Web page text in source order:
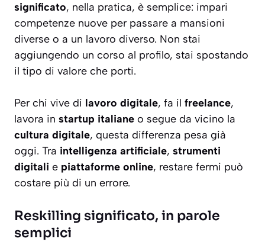
significato, nella pratica, è semplice: impari
competenze nuove per passare a mansioni
diverse o a un lavoro diverso. Non stai
aggiungendo un corso al profilo, stai spostando
il tipo di valore che porti.
Per chi vive di lavoro digitale, fa il freelance,
lavora in startup italiane o segue da vicino la
cultura digitale, questa differenza pesa già
oggi. Tra intelligenza artificiale, strumenti
digitali e piattaforme online, restare fermi può
costare più di un errore.
Reskilling significato, in parole
semplici